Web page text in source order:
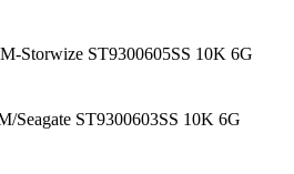
Storwize ST9300605SS 10K 6G
Seagate ST9300603SS 10K 6G